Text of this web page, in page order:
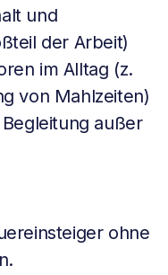
und
der Arbeit)
im Alltag (z.
von Mahlzeiten)
außer
ohne